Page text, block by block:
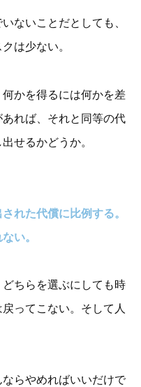
ないことだとしても、
は少ない。
かを得るには何かを差
れば、それと同等の代
せるかどうか。
れた代償に比例する。
い。
ちらを選ぶにしても時
ってこない。そして人
らやめればいいだけで